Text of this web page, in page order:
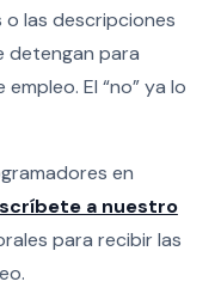
las descripciones
detengan para
El “no” ya lo
en
a nuestro
para recibir las